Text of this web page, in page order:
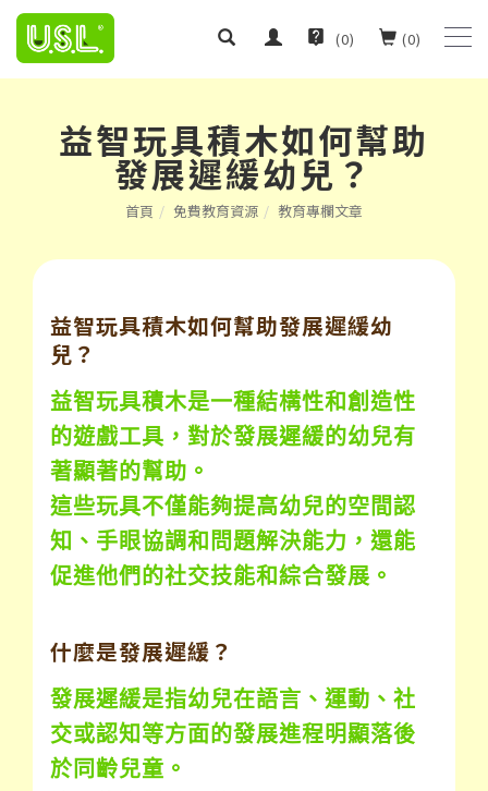
(0)
(0)
益智玩具積木如何幫助
發展遲緩幼兒？
首頁 免費教育資源 教育專欄文章
益智玩具積木如何幫助發展遲緩幼
兒？
益智玩具積木是一種結構性和創造性
的遊戲工具，對於發展遲緩的幼兒有
著顯著的幫助。
這些玩具不僅能夠提高幼兒的空間認
知、手眼協調和問題解決能力，還能
促進他們的社交技能和綜合發展。
什麼是發展遲緩？
發展遲緩是指幼兒在語言、運動、社
交或認知等方面的發展進程明顯落後
於同齡兒童。